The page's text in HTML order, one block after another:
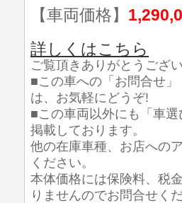
【車両価格】
詳しくはこちら
ご覧頂きありがとうござ
■この車への「お問合せ
は、お気軽にどうぞ!
■この車両以外にも「車
掲載しております。
他の在庫車種、お店への
ください。
本体価格には保険料、税
りませんのでお問合せく